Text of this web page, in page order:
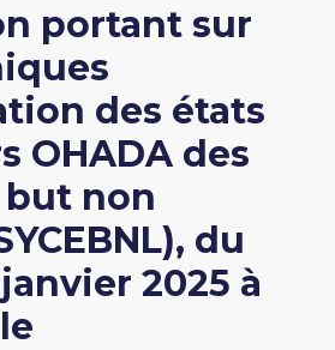
portant sur
des états
OHADA des
non
du
2025 à